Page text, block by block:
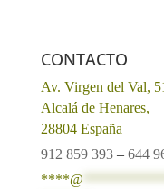
CONTACTO
Av. Virgen del Val,
Alcalá de Henares,
28804 España
912 859 393– 644
****@